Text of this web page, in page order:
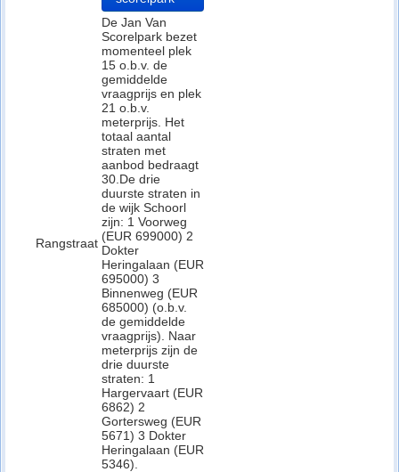
Rangstraat
De Jan Van
Scorelpark bezet
momenteel plek
15 o.b.v. de
gemiddelde
vraagprijs en plek
21 o.b.v.
meterprijs. Het
totaal aantal
straten met
aanbod bedraagt
30.De drie
duurste straten in
de wijk Schoorl
zijn: 1 Voorweg
(EUR 699000) 2
Dokter
Heringalaan (EUR
695000) 3
Binnenweg (EUR
685000) (o.b.v.
de gemiddelde
vraagprijs). Naar
meterprijs zijn de
drie duurste
straten: 1
Hargervaart (EUR
6862) 2
Gortersweg (EUR
5671) 3 Dokter
Heringalaan (EUR
5346).